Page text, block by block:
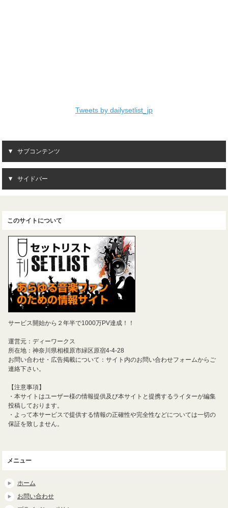
Tweets by dailysetlist_jp
サブコンテンツ
サイドバー
このサイトについて
サービス開始から２年半で1000万PV達成！！
運営元：ディーワークス
所在地：神奈川県相模原市緑区原宿4-4-28
お問い合わせ・広告掲載について：サイト内のお問い合わせフォームからご
連絡下さい。
【注意事項】
・本サイトはユーザー様の情報提供及び本サイトと提携するライターが編集
投稿しております。
・よって本サービスで提供する情報の正確性や完全性などについては一切の
保証を致しません。
メニュー
ホーム
お問い合わせ